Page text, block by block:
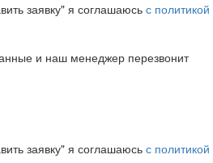
заявку" я соглашаюсь с политикой
и наш менеджер перезвонит
заявку" я соглашаюсь с политикой